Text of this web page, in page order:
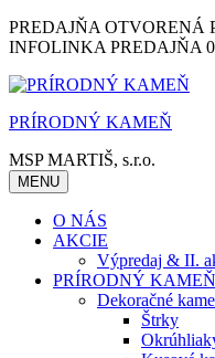
Skip
to
PREDAJŇA OTVORENÁ
INFOLINKA PREDAJŇA
PRÍRODNÝ KAMEŇ
MSP MARTIŠ, s.r.o.
MENU
O NÁS
AKCIE
Výpredaj & II.
PRÍRODNÝ KAMEŇ
Dekoračné
Štrky